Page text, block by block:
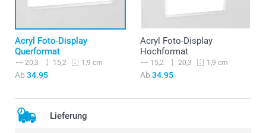
Acryl Foto-Display
Querformat
20,3 15,2 1,9 cm
Ab 34.95
Acryl Foto-Display
Hochformat
15,2 20,3 1,9 cm
Ab 34.95
Lieferung